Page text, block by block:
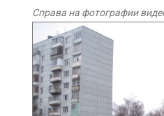
Справа на фотографии